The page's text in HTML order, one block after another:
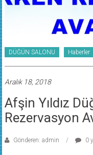
DÜĞÜN SALONU Haberler
Aralık 18, 2018
Afşin Yıldız
Rezervasyon
Gönderen: admin 0